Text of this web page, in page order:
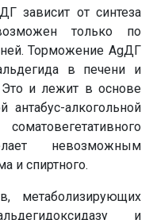
зависит от синтеза
только по
Торможение AgДГ
в печени и
Это и лежит в основе
антабус-алкогольной
невозможным
и спиртного.
метаболизирующих
и